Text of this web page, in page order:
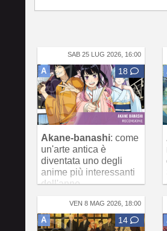
SAB 25 LUG 2026, 16:00
A 18
Akane-banashi: come
un'arte antica è
diventata uno degli
anime più interessanti
dell'anno
VEN 8 MAG 2026, 18:00
A 14